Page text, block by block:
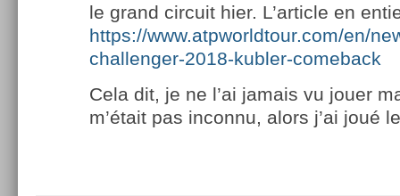
le grand circuit hier. L’article en
https://www.atpworldtour.com/en/
challenger-2018-kubler-comeback
Cela dit, je ne l’ai jamais vu jouer
m’était pas inconnu, alors j’ai joué